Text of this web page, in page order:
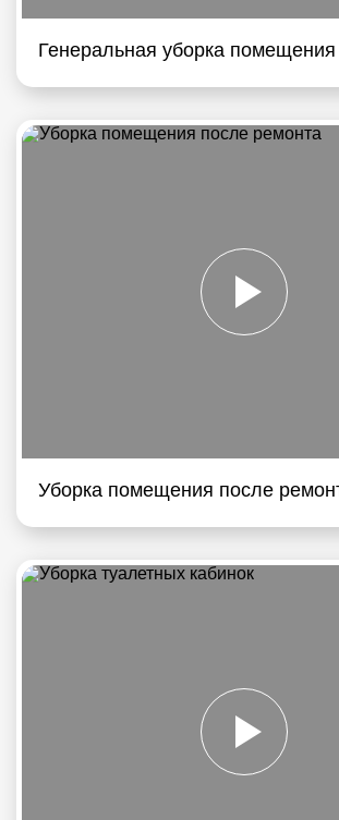
Генеральная уборка помещения
Уборка помещения после